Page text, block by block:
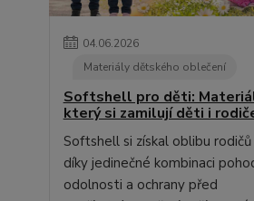
04.06.2026
Materiály dětského oblečení
Softshell pro děti:
který si zamilují děti i
Softshell si získal oblibu
díky jedinečné kombinaci
odolnosti a ochrany před